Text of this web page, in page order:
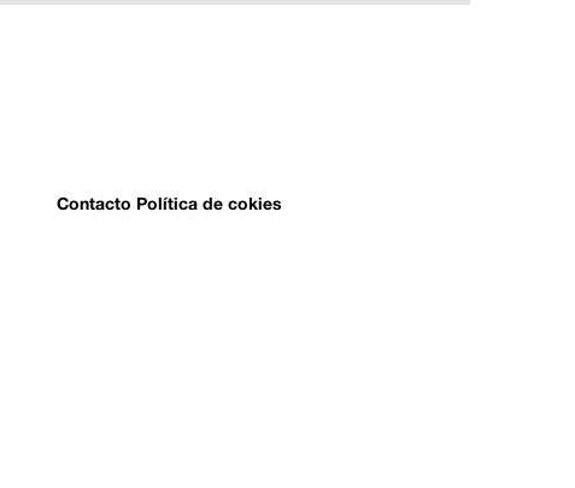
Contacto Política de cokies